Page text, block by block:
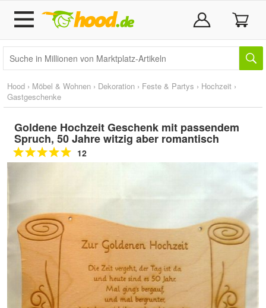
Hood › Möbel & Wohnen › Dekoration › Feste & Partys › Hochzeit ›
Gastgeschenke
Goldene Hochzeit Geschenk mit passendem
Spruch, 50 Jahre witzig aber romantisch
12